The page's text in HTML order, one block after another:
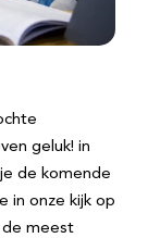
geluk! in
de komende
in onze kijk op
de meest